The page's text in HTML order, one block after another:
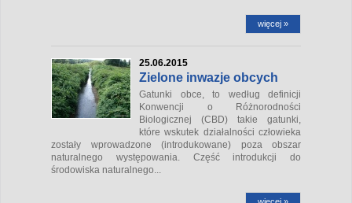
więcej »
25.06.2015
Zielone inwazje obcych
Gatunki obce, to według definicji
Konwencji o Różnorodności
Biologicznej (CBD) takie gatunki,
które wskutek działalności człowieka
zostały wprowadzone (introdukowane) poza obszar
naturalnego występowania. Część introdukcji do
środowiska naturalnego...
więcej »